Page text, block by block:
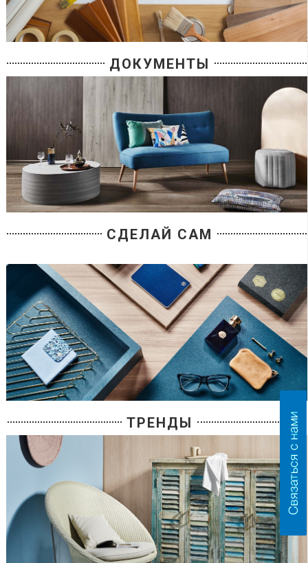
ДОКУМЕНТЫ
СДЕЛАЙ САМ
ТРЕНДЫ